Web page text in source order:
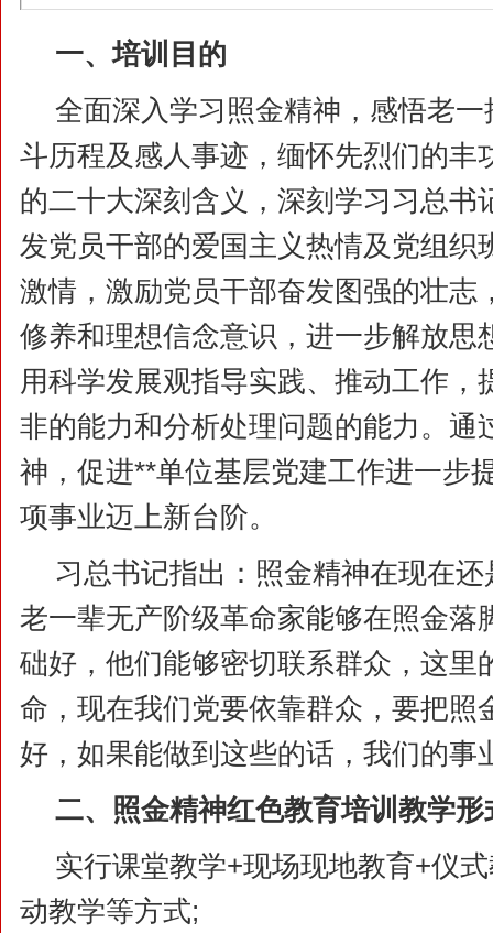
一、培训目的
全面深入学习照金精神，感悟老
斗历程及感人事迹，缅怀先烈们的丰
的二十大深刻含义，深刻学习习总书
发党员干部的爱国主义热情及党组织
激情，激励党员干部奋发图强的壮志
修养和理想信念意识，进一步解放思
用科学发展观指导实践、推动工作，
非的能力和分析处理问题的能力。通
神，促进**单位基层党建工作进一步
项事业迈上新台阶。
习总书记指出：照金精神在现在
老一辈无产阶级革命家能够在照金落
础好，他们能够密切联系群众，这里
命，现在我们党要依靠群众，要把照
好，如果能做到这些的话，我们的事
二、照金精神红色教育培训 教学形
实行课堂教学+现场现地教育+仪
动教学等方式;